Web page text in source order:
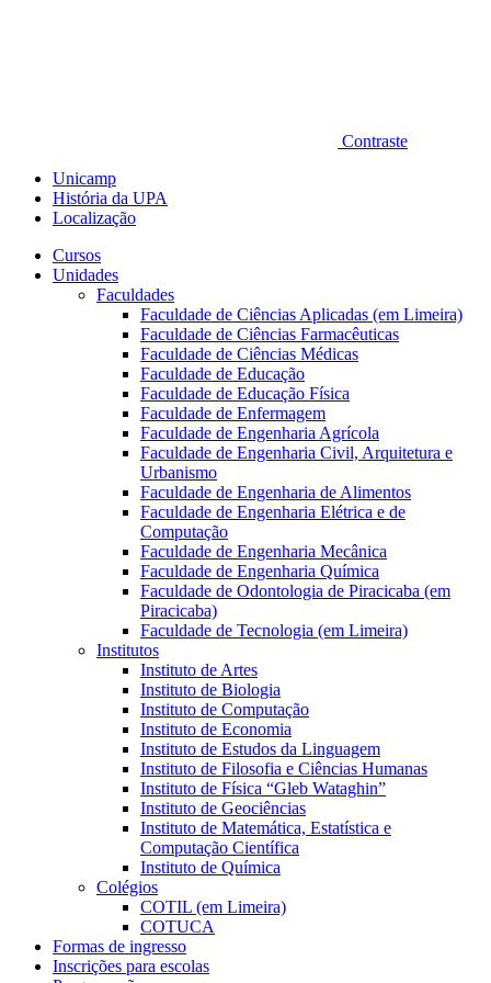
Contraste
Unicamp
História da UPA
Localização
Cursos
Unidades
Faculdades
Faculdade de Ciências Aplicadas (em Limeira)
Faculdade de Ciências Farmacêuticas
Faculdade de Ciências Médicas
Faculdade de Educação
Faculdade de Educação Física
Faculdade de Enfermagem
Faculdade de Engenharia Agrícola
Faculdade de Engenharia Civil, Arquitetura e
Urbanismo
Faculdade de Engenharia de Alimentos
Faculdade de Engenharia Elétrica e de
Computação
Faculdade de Engenharia Mecânica
Faculdade de Engenharia Química
Faculdade de Odontologia de Piracicaba (em
Piracicaba)
Faculdade de Tecnologia (em Limeira)
Institutos
Instituto de Artes
Instituto de Biologia
Instituto de Computação
Instituto de Economia
Instituto de Estudos da Linguagem
Instituto de Filosofia e Ciências Humanas
Instituto de Física “Gleb Wataghin”
Instituto de Geociências
Instituto de Matemática, Estatística e
Computação Científica
Instituto de Química
Colégios
COTIL (em Limeira)
COTUCA
Formas de ingresso
Inscrições para escolas